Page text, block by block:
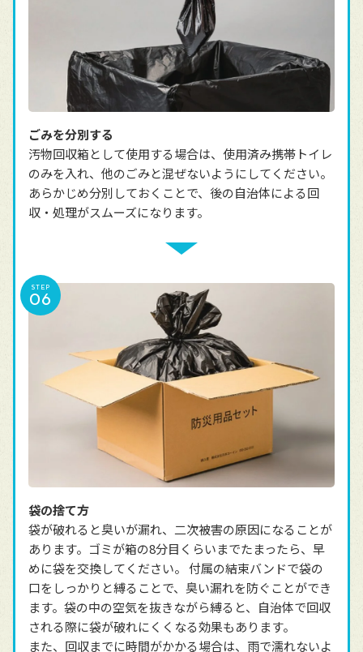
ごみを分別する
汚物回収箱として使用する場合は、使用済み携帯トイレ
のみを入れ、他のごみと混ぜないようにしてください。
あらかじめ分別しておくことで、後の自治体による回
収・処理がスムーズになります。
STEP
袋の捨て方
袋が破れると臭いが漏れ、二次被害の原因になることが
あります。ゴミが箱の8分目くらいまでたまったら、早
めに袋を交換してください。 付属の結束バンドで袋の
口をしっかりと縛ることで、臭い漏れを防ぐことができ
ます。袋の中の空気を抜きながら縛ると、自治体で回収
される際に袋が破れにくくなる効果もあります。
また、回収までに時間がかかる場合は、雨で濡れないよ